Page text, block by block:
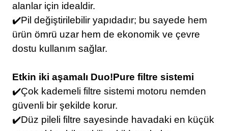
alanlar için idealdir.
✔️Pil değiştirilebilir yapıdadır; bu sayede hem
ürün ömrü uzar hem de ekonomik ve çevre
dostu kullanım sağlar.
Etkin iki aşamalı Duo!Pure filtre sistemi
✔️Çok kademeli filtre sistemi motoru nemden
güvenli bir şekilde korur.
✔️Düz pileli filtre sayesinde havadaki en küçük